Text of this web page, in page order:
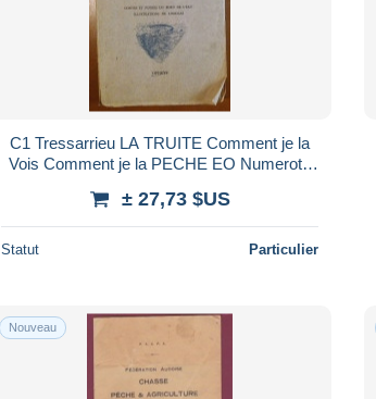
C1 Tressarrieu LA TRUITE Comment je la
Vois Comment je la PECHE EO Numerote
± 27,73 $US
Statut Particulier
Nouveau